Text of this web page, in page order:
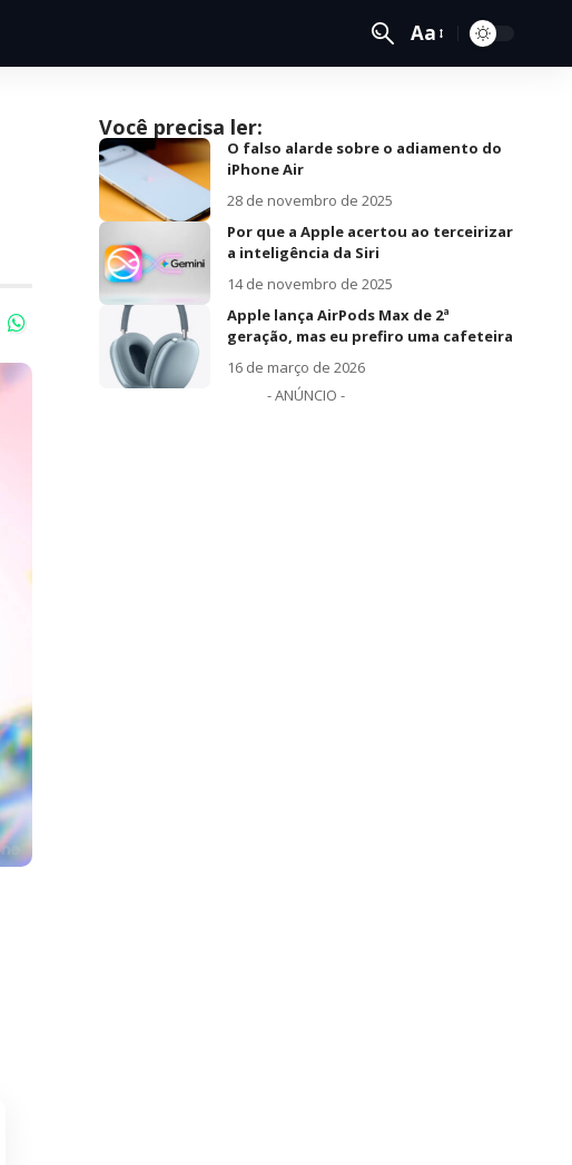
Aa
Você precisa ler:
O falso alarde sobre o adiamento do
iPhone Air
28 de novembro de 2025
Por que a Apple acertou ao terceirizar
a inteligência da Siri
14 de novembro de 2025
Apple lança AirPods Max de 2ª
geração, mas eu prefiro uma cafeteira
16 de março de 2026
- ANÚNCIO -